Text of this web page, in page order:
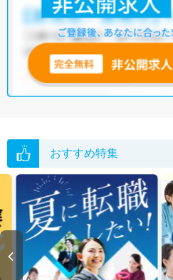
他の条件でも人気の求人がございます
いただくか、お気軽にお問い合わせく
全国の理学療法士求人
無料転職支援サービス
にお申し込みい
グした上で求人をご提案いたします。
い。
おすすめ特集